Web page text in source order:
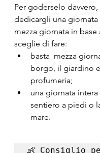
Per goderselo davvero,
dedicargli una giornata
mezza giornata in base
sceglie di fare:
basta  mezza
borgo, il giardino
profumeria;
una giornata
sentiero a piedi o
mare.
👶 Consiglio